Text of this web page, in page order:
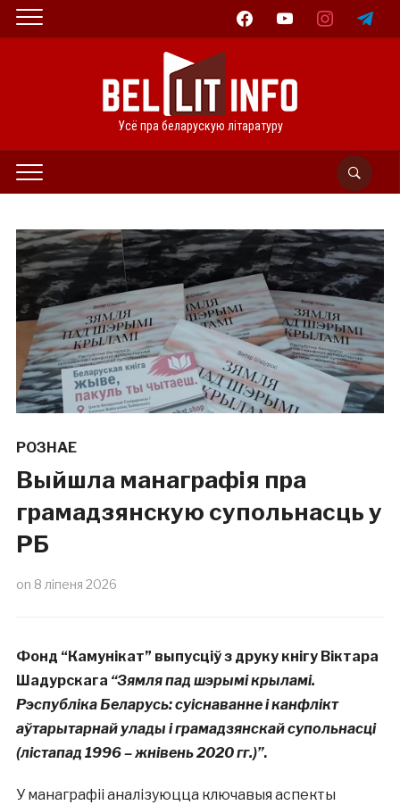
facebookyoutube instagramtelegram
Усё пра беларускую літаратуру
РОЗНАЕ
Выйшла манаграфія пра
грамадзянскую супольнасць у
РБ
on 8 ліпеня 2026
Фонд “Камунікат” выпусціў з друку кнігу Віктара
Шадурскага “Зямля пад шэрымі крыламі.
Рэспубліка Беларусь: суіснаванне і канфлікт
аўтарытарнай улады і грамадзянскай супольнасці
(лістапад 1996 – жнівень 2020 гг.)”.
У манаграфіі аналізуюцца ключавыя аспекты